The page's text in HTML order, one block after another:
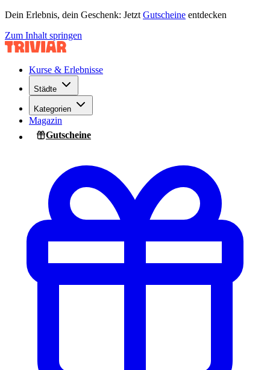
Dein Erlebnis, dein Geschenk: Jetzt Gutscheine entdecken
Zum Inhalt springen
Kurse & Erlebnisse
Städte
Kategorien
Magazin
Gutscheine